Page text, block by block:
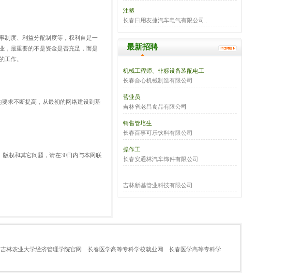
制度、利益分配制度等，权利自是一
，最重要的不是资金是否充足，而是
工作。
求不断提高，从最初的网络建设到基
权和其它问题，请在30日内与本网联
注塑
长春日用友捷汽车电气有限公司..
最新招聘
机械工程师、非标设备装配电工
长春合心机械制造有限公司
营业员
吉林省老昌食品有限公司
销售管培生
长春百事可乐饮料有限公司
操作工
长春安通林汽车饰件有限公司
吉林新基管业科技有限公司
吉林农业大学经济管理学院官网 长春医学高等专科学校就业网
长春医学高等专科学